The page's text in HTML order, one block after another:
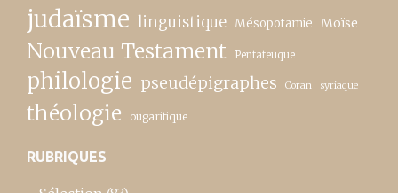
judaïsme linguistique Mésopotamie Moïse
Nouveau Testament Pentateuque
philologie pseudépigraphes Coran syriaque
théologie ougaritique
RUBRIQUES